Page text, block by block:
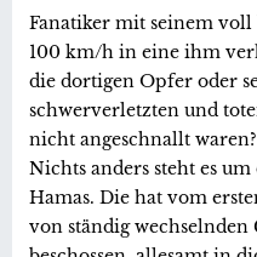
Fanatiker mit seinem
100 km/h in eine ihm
die dortigen Opfer oder
schwerverletzten und
nicht angeschnallt waren?
Nichts anders steht es
Hamas. Die hat vom
von ständig wechselnden